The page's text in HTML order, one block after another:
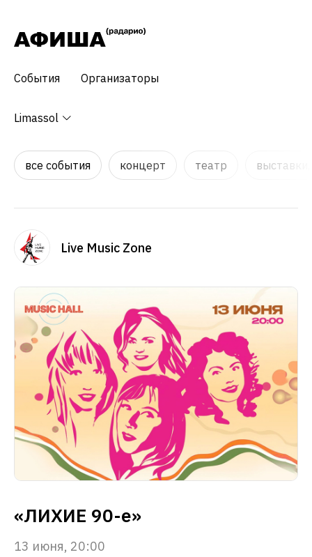
События Организаторы
Limassol
все события концерт театр
Live Music Zone
«ЛИХИЕ 90-е»
13 июня, 20:00